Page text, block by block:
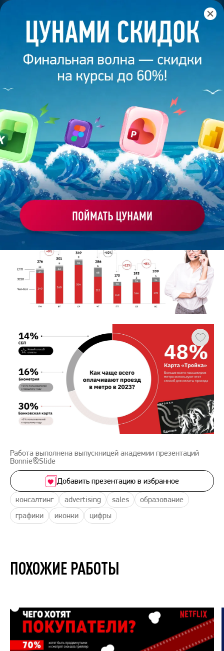
Главная /Банк слайдов / Презентация 282 – Полина
ПРЕЗЕНТАЦИЯ 282 - ПОЛИНА
ПЕТРОВА
Моё избранное
Работа
студента
ХОЧУ ЗАКАЗАТЬ ТАКУЮ ПРЕЗЕНТАЦИЮ
Работа выполнена выпускницей академии презентаций
Bonnie&Slide
консалтинг advertising sales
образование
графики
иконки цифры
Добавить презентацию в избранное
ПОХОЖИЕ РАБОТЫ